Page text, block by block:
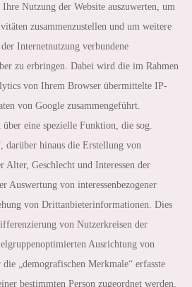
Nutzung der Website auszuwerten, um
zusammenzustellen und um weitere
Internetnutzung verbundene
zu erbringen. Dabei wird die im Rahmen
von Ihrem Browser übermittelte IP-
von Google zusammengeführt.
eine spezielle Funktion, die sog.
darüber hinaus die Erstellung von
Alter, Geschlecht und Interessen der
Auswertung von interessenbezogener
von Drittanbieterinformationen. Dies
von Nutzerkreisen der
Ausrichtung von
„demografischen Merkmale“ erfasste
bestimmten Person zugeordnet werden.